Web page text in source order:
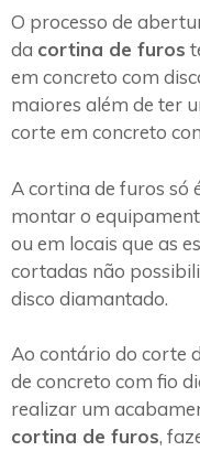
O processo de
da cortina de furos
em concreto com
maiores além de ter
corte em concreto
A cortina de furos só
montar o
ou em locais que as
cortadas não
disco diamantado.
Ao contário do corte
de concreto com fio
realizar um
cortina de furos,